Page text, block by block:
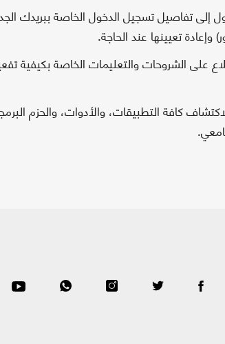
إلى تفاصيل تسجيل الدخول الخاصة ببريدك
وإعادة تعيينها عند الحاجة.
على الشروحات والتعليمات الخاصة بكيفية
كافة التطبيقات، والأدوات، والحزم